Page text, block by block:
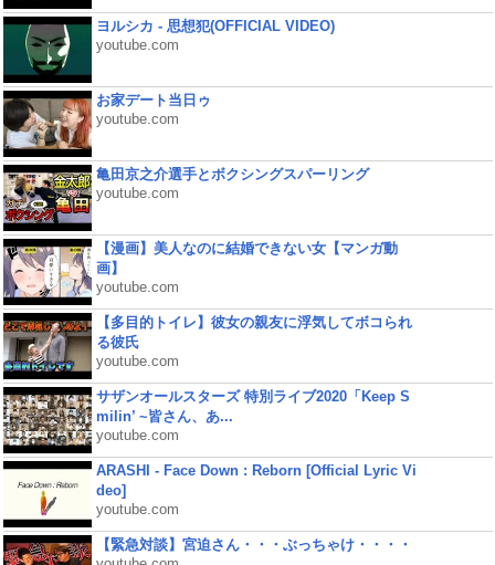
ヨルシカ - 思想犯(OFFICIAL VIDEO)
youtube.com
お家デート当日ゥ
youtube.com
亀田京之介選手とボクシングスパーリング
youtube.com
【漫画】美人なのに結婚できない女【マンガ動
画】
youtube.com
【多目的トイレ】彼女の親友に浮気してボコられ
る彼氏
youtube.com
サザンオールスターズ 特別ライブ2020「Keep S
milin’ ~皆さん、あ...
youtube.com
ARASHI - Face Down : Reborn [Official Lyric Vi
deo]
youtube.com
【緊急対談】宮迫さん・・・ぶっちゃけ・・・・